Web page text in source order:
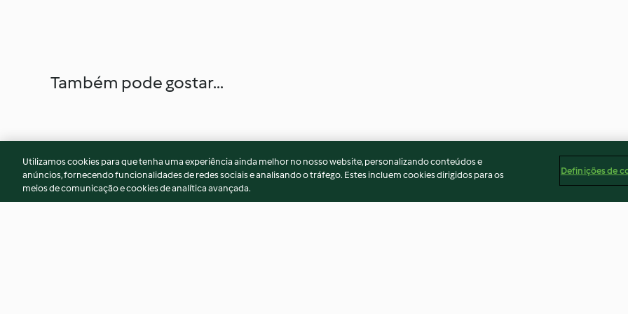
Também pode gostar...
Utilizamos cookies para que tenha uma experiência ainda melhor no nosso website, personalizando conteúdos e
anúncios, fornecendo funcionalidades de redes sociais e analisando o tráfego. Estes incluem cookies dirigidos para os
meios de comunicação e cookies de analítica avançada.
Definições de